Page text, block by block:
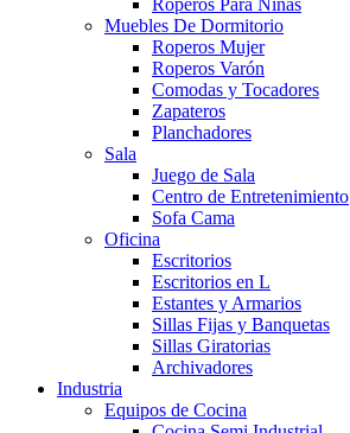
Roperos Para Niñas
Muebles De Dormitorio
Roperos Mujer
Roperos Varón
Comodas y Tocadores
Zapateros
Planchadores
Sala
Juego de Sala
Centro de Entretenimiento
Sofa Cama
Oficina
Escritorios
Escritorios en L
Estantes y Armarios
Sillas Fijas y Banquetas
Sillas Giratorias
Archivadores
Industria
Equipos de Cocina